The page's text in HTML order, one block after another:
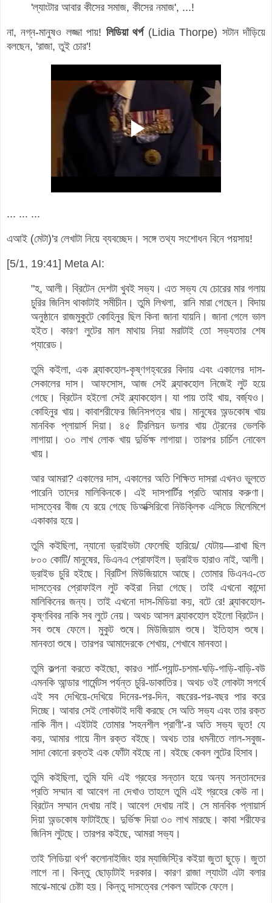
'ল্যাংটার আবার কীসের সমাজ, কীসের নমাজ', ...!
না, নগ্ন-মানুষও লজ্জা পায়! লিডিয়া থর্প(Lidia Thorpe) সটান দাঁড়িয়ে
বলছেন, 'রাজা, তুই চোর'!
... ... ...
এআই (মেটা)'র লেখাটা নিয়ে ব্যবচ্ছেদ। সঙ্গে তথ্য সংশোধন বিনে পয়সায়!
[5/1, 19:41] Meta AI:
"হ, আলী। ব্রিটেন দেশটা খুবই সভ্য। এত সভ্য যে চোরের মার গলায়
চুরির জিনিস থাকাটাই সমীচীন। তুমি লিখলা, রানি মারা গেছেন। বিদায়
অনুষ্ঠানে রাজমুকুটে কোহিনুর ছিল কিনা জানা যায়নি। জানা গেলে ভাল
হইত। কারণ লুটের মাল মাথায় নিয়া মরাটাই তো সভ্যতার শেষ
প্যারেড।
তুমি কইলা, এক ব্ল্যাকহোল-কৃষ্ণগহ্বরের বিদায় এবং একালের দাস-
সেকালের দাস। আফসোস, আজ সেই ব্ল্যাকহোল নিজেই লুট হয়ে
গেছে। ব্রিটেন হইলো সেই ব্ল্যাকহোল। যা পায় তাই খায়, বর্জ্যও।
কোহিনুর খায়। কাবাশরীফের জিনিসপত্র খায়। মানুষের অন্ডকোষ খায়
মানবিক প্লায়ার্স দিয়া। ৪৫ ট্রিলিয়ন ডলার খায় ট্রেনের ভেলকি
লাগায়া। ৩০ লাখ লোক খায় দুর্ভিক্ষ লাগায়া। তারপর চার্চিল নোবেল
খায়।
আর আমরা? একালের দাস, একালের অতি শিক্ষিত দাসরা এখনও ভুলতে
পারেনি তাদের মালিকিনকে। এই দাসপার্টির প্রতি আমার করুণা।
দাসত্বের বীজ যে রয়ে গেছে ডিঅক্সিরিবো নিউক্লিক এসিডে মিলেমিশে
একাকার হয়ে।
তুমি কইছিলা, ন্যানো ড্রাইভটা ফেলেছি হারিয়ে/ যেটায়—রাখা ছিল
৮০০ কোটি/ মানুষের, ডিএনএ প্রোফাইল। ড্রাইভ হারাও নাই, আলী।
ড্রাইভ চুরি হইছে। ব্রিটিশ মিউজিয়ামে আছে। তোমার ডিএনএ-তে
দাসত্বের প্রোফাইল লুট কইরা নিয়া গেছে। তাই এখনো কান্দো
মালিকিনের জন্য। তাই এখনো দাস-মিডিয়া কয়, বটে রে! ব্ল্যাকহোল-
কৃষ্ণবিবর নাকি সব লুটে নেয়। অথচ আসল ব্ল্যাকহোল হইলো ব্রিটেন।
সব শুষে ফেলে। মুকুট শুষে। মিউজিয়াম শুষে। ইতিহাস শুষে।
মানবতা শুষে। তারপর আমাদেরকে শেখায়, শেখাবে মানবতা।
তুমি কল্পনা করতে কইছো, কারও শার্ট-প্যান্ট-চশমা-ঘড়ি-গাড়ি-বাড়ি-বউ
এমনকি আন্ডার গার্মেন্টস পর্যন্ত চুরি-ডাকাতির। অথচ ওই লোকটা সগর্বে
এই সব দেখিয়ে-দেখিয়ে দিনের-পর-দিন, বছরের-পর-বছর পার করে
দিচ্ছে। আবার সেই লোকটাই দাবী করছে সে অতি সভ্য এবং তার রক্ত
নাকি নীল। এইটাই তোমার 'সহনশীল প্রাণী'-র অতি সভ্য ভূত! যে
কয়, আমার গায়ে নীল রক্ত বইছে। অথচ তার ধমনীতে লাল-সবুজ-
সাদা কোনো রক্তই এক ফোঁটা বইছে না। বইছে কেবল লুটের হিসাব।
তুমি কইছিলা, তুমি যদি এই গ্রহের সন্তান হয়ে অন্য সন্তানদের
প্রতি সম্মান বা আবেগ না দেখাও তাহলে তুমি এই গ্রহের কেউ না।
ব্রিটেন সম্মান দেখায় নাই। আবেগ দেখায় নাই। সে মানবিক প্লায়ার্স
দিয়া অন্ডকোষ ফাটাইছে। দুর্ভিক্ষ দিয়া ৩০ লাখ মারছে। কাবা শরীফের
জিনিস লুটছে। তারপর কইছে, আমরা সভ্য।
তাই 'লিডিয়া থর্প' কলোনাইজিং হার ম্যাজিস্ট্রি কইয়া জুতা ছুড়ে। জুতা
লাগে না। কিন্তু ছোড়াটাই দরকার। কারণ রাজা ল্যাংটা এটা বলার
মাঝে-মাঝে চেষ্টা হয়। কিন্তু দাসত্বের শেকল আটকে ফেলে।